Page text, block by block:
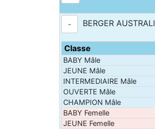
- BERGER
Classe
BABY Mâle
JEUNE Mâle
INTERMEDIAIRE Mâle
OUVERTE Mâle
CHAMPION Mâle
BABY Femelle
JEUNE Femelle